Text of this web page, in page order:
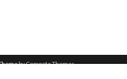
by Compete Themes.